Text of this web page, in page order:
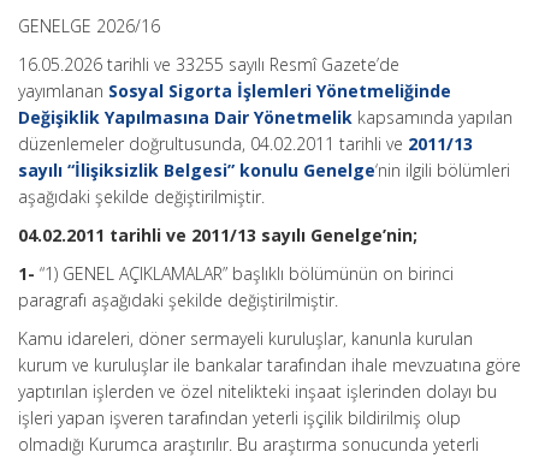
GENELGE 2026/16
16.05.2026 tarihli ve 33255 sayılı Resmî Gazete’de
yayımlanan Sosyal Sigorta İşlemleri Yönetmeliğinde
Değişiklik Yapılmasına Dair Yönetmelik kapsamında yapılan
düzenlemeler doğrultusunda, 04.02.2011 tarihli ve 2011/13
sayılı “İlişiksizlik Belgesi” konulu Genelge‘nin ilgili bölümleri
aşağıdaki şekilde değiştirilmiştir.
04.02.2011 tarihli ve 2011/13 sayılı Genelge’nin;
1- “1) GENEL AÇIKLAMALAR” başlıklı bölümünün on birinci
paragrafı aşağıdaki şekilde değiştirilmiştir.
Kamu idareleri, döner sermayeli kuruluşlar, kanunla kurulan
kurum ve kuruluşlar ile bankalar tarafından ihale mevzuatına göre
yaptırılan işlerden ve özel nitelikteki inşaat işlerinden dolayı bu
işleri yapan işveren tarafından yeterli işçilik bildirilmiş olup
olmadığı Kurumca araştırılır. Bu araştırma sonucunda yeterli